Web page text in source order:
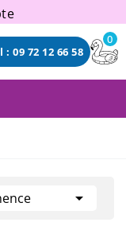
: 09 72 12 66 58
0
